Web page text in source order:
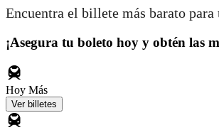
Encuentra el billete más barato
¡Asegura tu boleto hoy y obtén las
Hoy Más
Ver billetes